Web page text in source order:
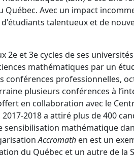
Avec un impact
talentueux et de
et 3e cycles de ses
mathématiques par un
conférences professionnelles,
plusieurs conférences à
en collaboration avec le
2018 a attiré plus de 400
mathématique
Accromath en est un
du Québec et un autre de la